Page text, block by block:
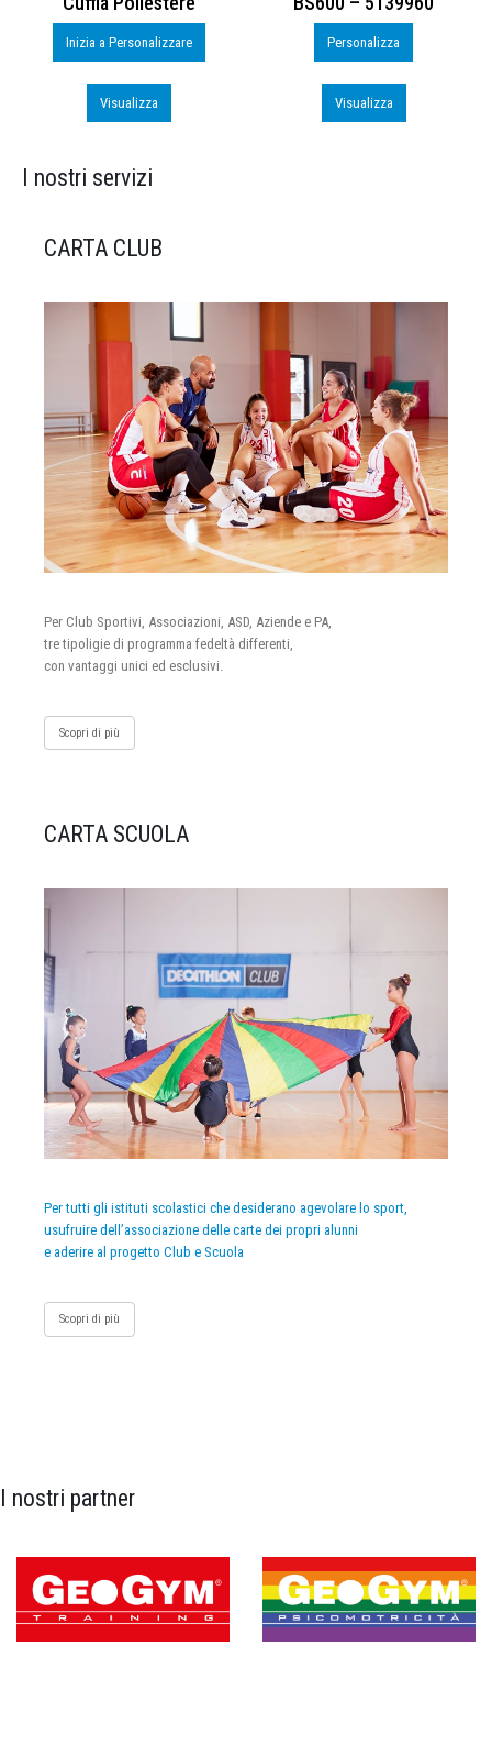
Inizia a Personalizzare
Visualizza
Personalizza
Visualizza
I nostri servizi
CARTA CLUB
Per Club Sportivi, Associazioni, ASD, Aziende e PA,
tre tipoligie di programma fedeltà differenti,
con vantaggi unici ed esclusivi.
Scopri di più
CARTA SCUOLA
Per tutti gli istituti scolastici che desiderano agevolare lo sport,
usufruire dell’associazione delle carte dei propri alunni
e aderire al progetto Club e Scuola
Scopri di più
I nostri partner